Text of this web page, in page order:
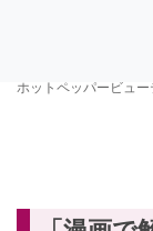
ホットペッパービュ